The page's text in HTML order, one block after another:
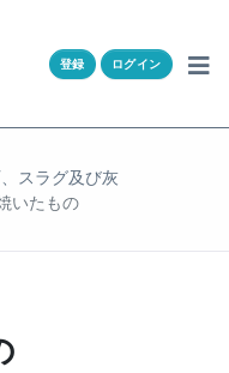
登録 ログイン
スラグ及び灰
いたもの